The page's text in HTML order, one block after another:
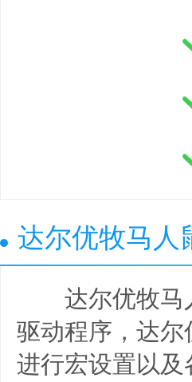
达尔优牧马人
达尔优牧马人
驱动程序，达
进行宏设置以